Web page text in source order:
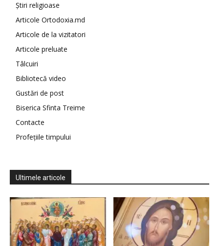
Știri religioase
Articole Ortodoxia.md
Articole de la vizitatori
Articole preluate
Tâlcuiri
Bibliotecă video
Gustări de post
Biserica Sfinta Treime
Contacte
Profețiile timpului
Ultimele articole